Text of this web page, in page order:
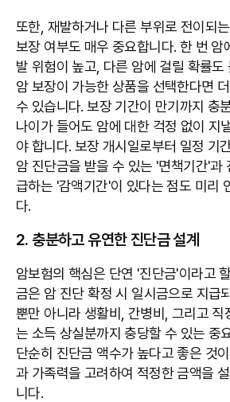
또한, 재발하거나 다른 부위로 전이되
보장 여부도 매우 중요합니다. 한 번 암
발 위험이 높고, 다른 암에 걸릴 확률도
암 보장이 가능한 상품을 선택한다면
수 있습니다. 보장 기간이 만기까지 충
나이가 들어도 암에 대한 걱정 없이 지
야 합니다. 보장 개시일로부터 일정 기
암 진단금을 받을 수 있는 '면책기간'과
급하는 '감액기간'이 있다는 점도 미리
다.
2. 충분하고 유연한 진단금 설계
암보험의 핵심은 단연 '진단금'이라고
금은 암 진단 확정 시 일시금으로 지급
뿐만 아니라 생활비, 간병비, 그리고 직
는 소득 상실분까지 충당할 수 있는 중
단순히 진단금 액수가 높다고 좋은 것
과 가족력을 고려하여 적정한 금액을
니다.